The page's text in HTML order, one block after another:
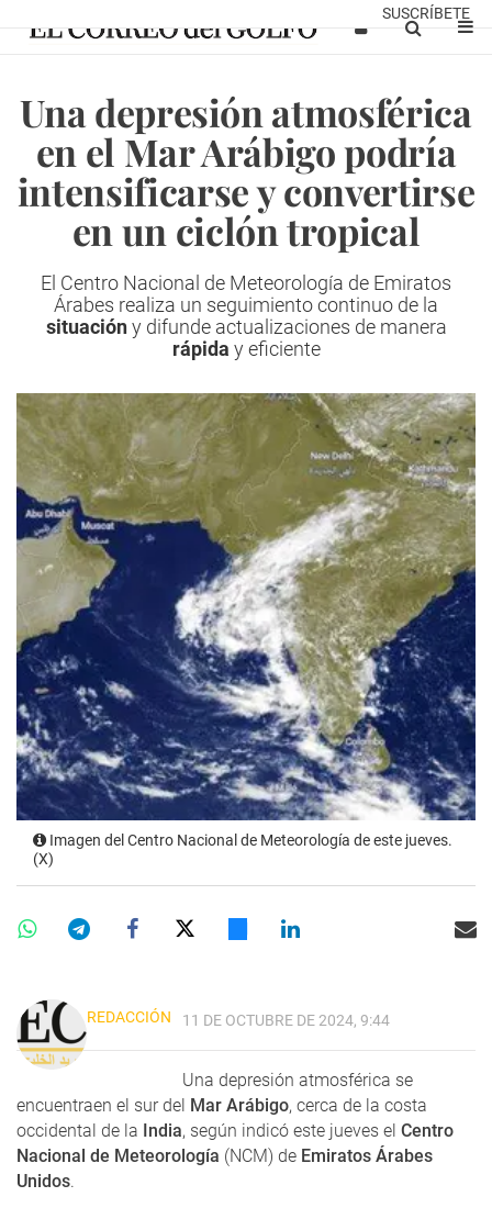
SUSCRÍBETE
Una depresión atmosférica
en el Mar Arábigo podría
intensificarse y convertirse
en un ciclón tropical
El Centro Nacional de Meteorología de Emiratos
Árabes realiza un seguimiento continuo de la
situacióny difunde actualizaciones de manera
rápida y eficiente
Imagen del Centro Nacional de Meteorología de este jueves.
(X)
REDACCIÓN 11 DE OCTUBRE DE 2024, 9:44
Una depresión atmosférica se
encuentraen el sur del Mar Arábigo, cerca de la costa
occidental de la India, según indicó este jueves el Centro
Nacional de Meteorología (NCM) de Emiratos Árabes
Unidos.